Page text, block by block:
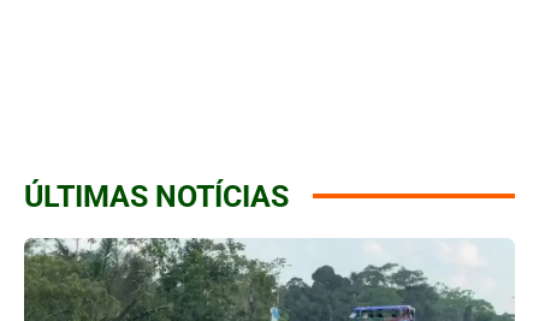
ÚLTIMAS NOTÍCIAS